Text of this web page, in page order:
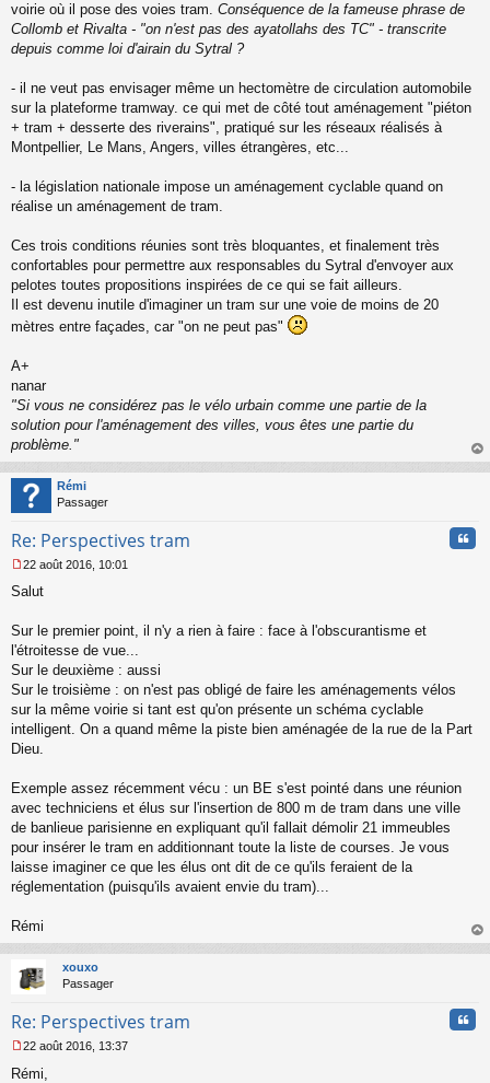
voirie où il pose des voies tram. Conséquence de la fameuse phrase de
Collomb et Rivalta - "on n'est pas des ayatollahs des TC" - transcrite
depuis comme loi d'airain du Sytral ?
- il ne veut pas envisager même un hectomètre de circulation automobile
sur la plateforme tramway. ce qui met de côté tout aménagement "piéton
+ tram + desserte des riverains", pratiqué sur les réseaux réalisés à
Montpellier, Le Mans, Angers, villes étrangères, etc...
- la législation nationale impose un aménagement cyclable quand on
réalise un aménagement de tram.
Ces trois conditions réunies sont très bloquantes, et finalement très
confortables pour permettre aux responsables du Sytral d'envoyer aux
pelotes toutes propositions inspirées de ce qui se fait ailleurs.
Il est devenu inutile d'imaginer un tram sur une voie de moins de 20
mètres entre façades, car "on ne peut pas"
A+
nanar
"Si vous ne considérez pas le vélo urbain comme une partie de la
solution pour l'aménagement des villes, vous êtes une partie du
problème."
au
Rémi
Passager
Re: Perspectives tram
e
s
g
e
n
o
n
u
22 août 2016, 10:01
Salut
Sur le premier point, il n'y a rien à faire : face à l'obscurantisme et
l'étroitesse de vue...
Sur le deuxième : aussi
Sur le troisième : on n'est pas obligé de faire les aménagements vélos
sur la même voirie si tant est qu'on présente un schéma cyclable
intelligent. On a quand même la piste bien aménagée de la rue de la Part
Dieu.
Exemple assez récemment vécu : un BE s'est pointé dans une réunion
avec techniciens et élus sur l'insertion de 800 m de tram dans une ville
de banlieue parisienne en expliquant qu'il fallait démolir 21 immeubles
pour insérer le tram en additionnant toute la liste de courses. Je vous
laisse imaginer ce que les élus ont dit de ce qu'ils feraient de la
réglementation (puisqu'ils avaient envie du tram)...
Rémi
au
xouxo
Passager
Re: Perspectives tram
e
22 août 2016, 13:37
Rémi,